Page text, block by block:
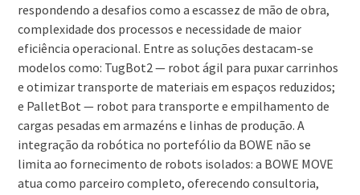
respondendo a desafios como a escassez de mão de obra,
complexidade dos processos e necessidade de maior
eficiência operacional. Entre as soluções destacam-se
modelos como: TugBot2 — robot ágil para puxar carrinhos
e otimizar transporte de materiais em espaços reduzidos;
e PalletBot — robot para transporte e empilhamento de
cargas pesadas em armazéns e linhas de produção. A
integração da robótica no portefólio da BOWE não se
limita ao fornecimento de robots isolados: a BOWE MOVE
atua como parceiro completo, oferecendo consultoria,